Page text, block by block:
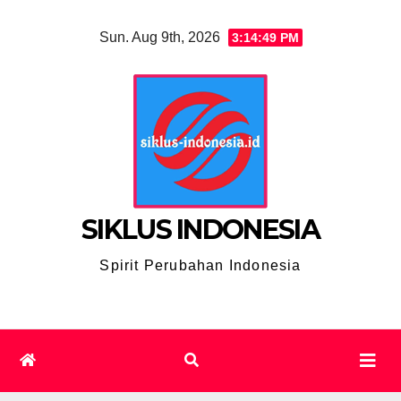
Sun. Aug 9th, 2026 3:14:50 PM
SIKLUS INDONESIA
Spirit Perubahan Indonesia